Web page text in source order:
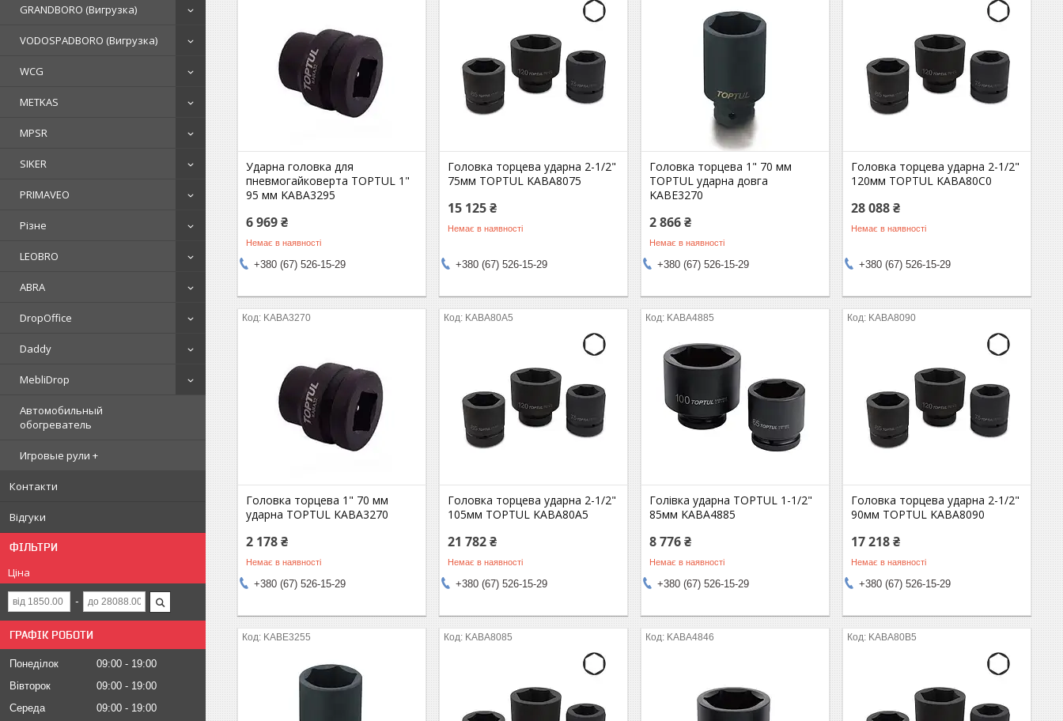
GRANDBORO (Вигрузка)
VODOSPADBORO (Вигрузка)
WCG
METKAS
MPSR
SIKER
PRIMAVEO
Різне
LEOBRO
ABRA
DropOffice
Daddy
MebliDrop
Автомобильный
обогреватель
Игровые рули +
Контакти
Відгуки
ФІЛЬТРИ
Ціна
ГРАФІК РОБОТИ
Понеділок 09:00
19:00
Вівторок
09:00
19:00
Середа
09:00
19:00
Ударна головка для
пневмогайковерта TOPTUL 1"
95 мм KABA3295
6 969 ₴
Немає в наявності
+380 (67) 526-15-29
Головка торцева ударна 2-1/2"
75мм TOPTUL KABA8075
15 125 ₴
Немає в наявності
+380 (67) 526-15-29
Головка торцева 1" 70 мм
TOPTUL ударна довга
KABE3270
2 866 ₴
Немає в наявності
+380 (67) 526-15-29
Головка торцева ударна 2-1/2"
120мм TOPTUL KABA80C0
28 088 ₴
Немає в наявності
+380 (67) 526-15-29
KABA3270
Головка торцева 1" 70 мм
ударна TOPTUL KABA3270
2 178 ₴
Немає в наявності
+380 (67) 526-15-29
KABA80A5
Головка торцева ударна 2-1/2"
105мм TOPTUL KABA80A5
21 782 ₴
Немає в наявності
+380 (67) 526-15-29
KABA4885
Голівка ударна TOPTUL 1-1/2"
85мм KABA4885
8 776 ₴
Немає в наявності
+380 (67) 526-15-29
KABA8090
Головка торцева ударна 2-1/2"
90мм TOPTUL KABA8090
17 218 ₴
Немає в наявності
+380 (67) 526-15-29
KABE3255 KABA8085 KABA4846 KABA80B5